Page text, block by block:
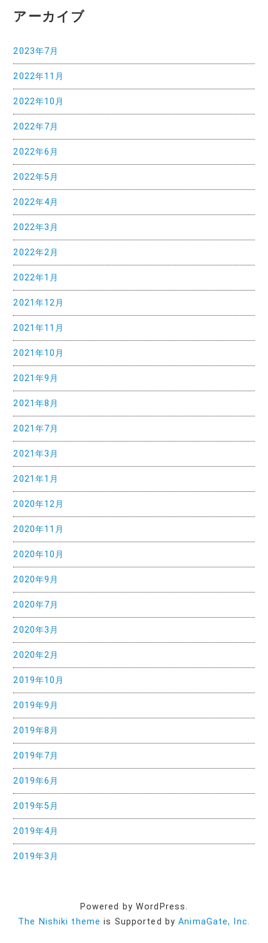
ゲ
シ
ョ
ン
アーカイブ
2023年7月
2022年11月
2022年10月
2022年7月
2022年6月
2022年5月
2022年4月
2022年3月
2022年2月
2022年1月
2021年12月
2021年11月
2021年10月
2021年9月
2021年8月
2021年7月
2021年3月
2021年1月
2020年12月
2020年11月
2020年10月
2020年9月
2020年7月
2020年3月
2020年2月
2019年10月
2019年9月
2019年8月
2019年7月
2019年6月
2019年5月
2019年4月
2019年3月
Powered by WordPress.
The Nishiki theme is Supported byAnimaGate, Inc.